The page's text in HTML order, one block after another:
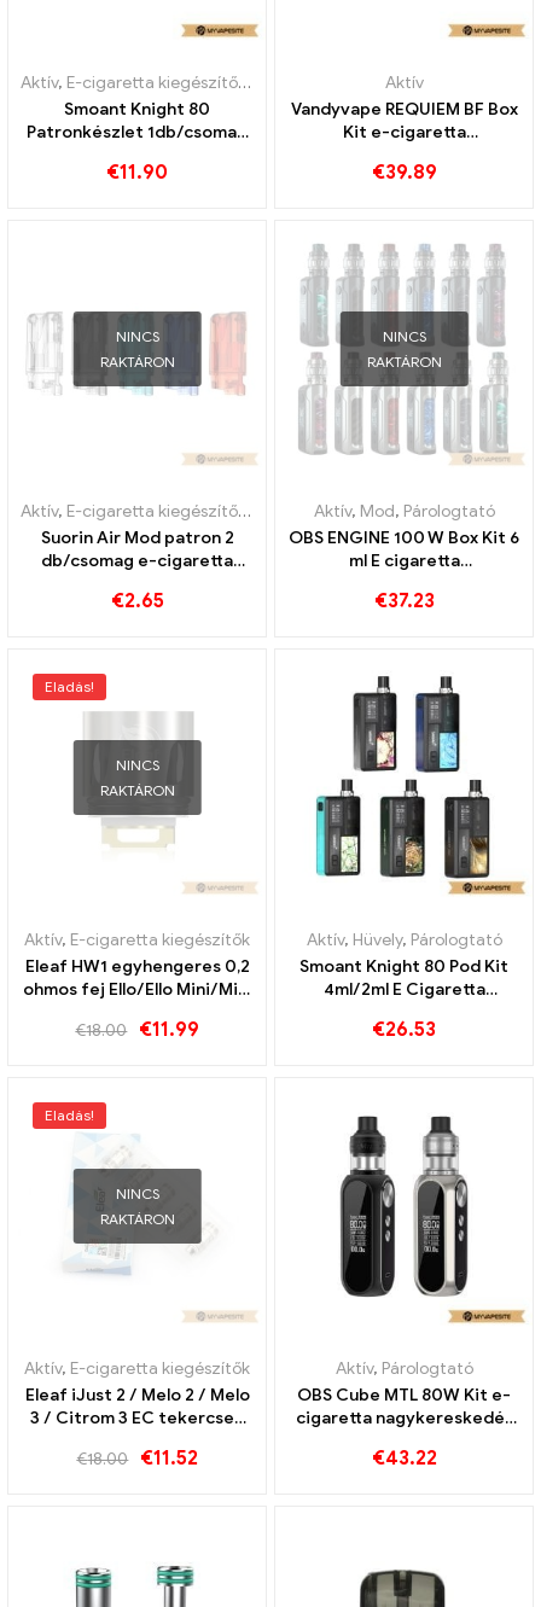
Aktív, E-cigaretta kiegészítők ,
Smoant Knight 80
Patronkészlet 1db/csomag
nagykereskedés丨Egyedi
€11.90
Aktív
Vandyvape REQUIEM BF Box
Kit e-cigaretta
€39.89
NINCS
RAKTÁRON
Aktív, E-cigaretta kiegészítők ,
Párologtató
Suorin Air Mod patron 2
db/csomag e-cigaretta
€2.65
NINCS
RAKTÁRON
Aktív, Mod, Párologtató
OBS ENGINE 100 W Box Kit 6
ml E cigaretta
€37.23
Eladás!
NINCS
RAKTÁRON
Aktív, E-cigaretta kiegészítők
Eleaf HW1 egyhengeres 0,2
ohmos fej Ello/Ello Mini/Mini
(5db/csomag) E-cigaretta
€18.00 €11.99
Aktív, Hüvely, Párologtató
Smoant Knight 80 Pod Kit
4ml/2ml E Cigaretta
€26.53
Eladás!
NINCS
RAKTÁRON
Aktív, E-cigaretta kiegészítők
Eleaf iJust 2 / Melo 2 / Melo
3 / Citrom 3 EC tekercsek
E-cigaretta
€18.00 €11.52
Aktív, Párologtató
OBS Cube MTL 80W Kit e-
cigaretta nagykereskedés
€43.22